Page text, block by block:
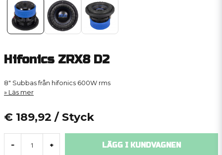
Hifonics ZRX8 D2
8" Subbas från hifonics 600W rms
Läs mer
€ 189,92 / Styck
- + LÄGG I KUNDVAGNEN